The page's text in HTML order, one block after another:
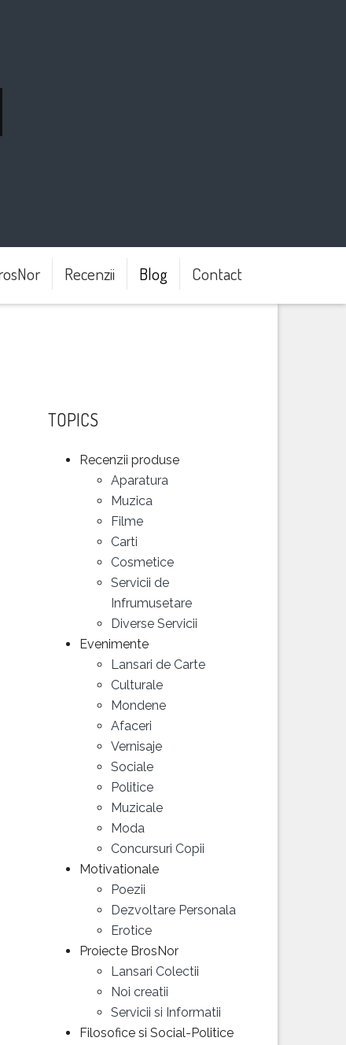
Recenzii Blog Contact
TOPICS
Recenzii produse
Aparatura
Muzica
Filme
Carti
Cosmetice
Servicii de
Infrumusetare
Diverse Servicii
Evenimente
Lansari de Carte
Culturale
Mondene
Afaceri
Vernisaje
Sociale
Politice
Muzicale
Moda
Concursuri Copii
Motivationale
Poezii
Dezvoltare Personala
Erotice
Proiecte BrosNor
Lansari Colectii
Noi creatii
Servicii si Informatii
Filosofice si Social-Politice